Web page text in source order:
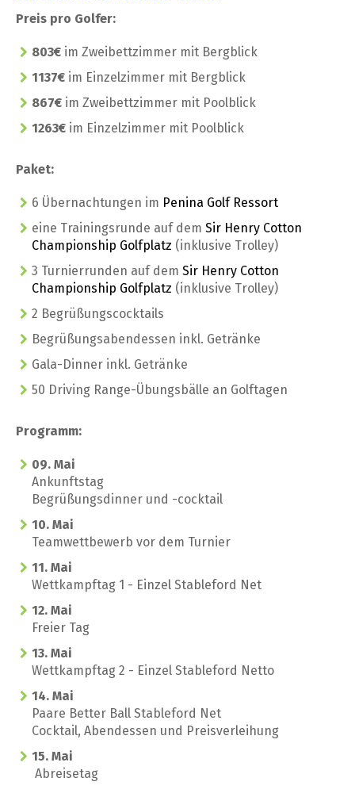
Preis pro Golfer:
803€ im Zweibettzimmer mit Bergblick
1137€ im Einzelzimmer mit Bergblick
867€ im Zweibettzimmer mit Poolblick
1263€ im Einzelzimmer mit Poolblick
Paket:
6 Übernachtungen im Penina Golf Ressort
eine Trainingsrunde auf dem Sir Henry Cotton
Championship Golfplatz (inklusive Trolley)
3 Turnierrunden auf dem Sir Henry Cotton
Championship Golfplatz (inklusive Trolley)
2 Begrüßungscocktails
Begrüßungsabendessen inkl. Getränke
Gala-Dinner inkl. Getränke
50 Driving Range-Übungsbälle an Golftagen
Programm:
09. Mai
Ankunftstag
Begrüßungsdinner und -cocktail
10. Mai
Teamwettbewerb vor dem Turnier
11. Mai
Wettkampftag 1 - Einzel Stableford Net
12. Mai
Freier Tag
13. Mai
Wettkampftag 2 - Einzel Stableford Netto
14. Mai
Paare Better Ball Stableford Net
Cocktail, Abendessen und Preisverleihung
15. Mai
Abreisetag